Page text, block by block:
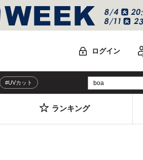
ログイン
#UVカット
ランキング